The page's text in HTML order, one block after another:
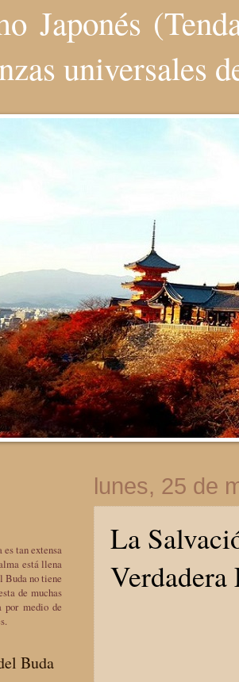
Japonés
universales
lunes, 25 de
La
tan extensa
está llena
Buda no tiene
de muchas
por medio de
Buda